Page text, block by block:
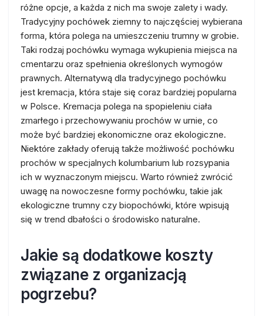
różne opcje, a każda z nich ma swoje zalety i wady.
Tradycyjny pochówek ziemny to najczęściej wybierana
forma, która polega na umieszczeniu trumny w grobie.
Taki rodzaj pochówku wymaga wykupienia miejsca na
cmentarzu oraz spełnienia określonych wymogów
prawnych. Alternatywą dla tradycyjnego pochówku
jest kremacja, która staje się coraz bardziej popularna
w Polsce. Kremacja polega na spopieleniu ciała
zmarłego i przechowywaniu prochów w urnie, co
może być bardziej ekonomiczne oraz ekologiczne.
Niektóre zakłady oferują także możliwość pochówku
prochów w specjalnych kolumbarium lub rozsypania
ich w wyznaczonym miejscu. Warto również zwrócić
uwagę na nowoczesne formy pochówku, takie jak
ekologiczne trumny czy biopochówki, które wpisują
się w trend dbałości o środowisko naturalne.
Jakie są dodatkowe koszty
związane z organizacją
pogrzebu?